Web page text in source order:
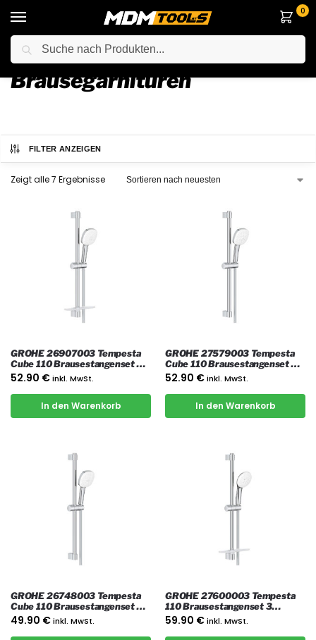
0
Startseite / Haus / Bad / Badarmaturen
Brausegarnituren
FILTER ANZEIGEN
Zeigt alle 7 Ergebnisse
GROHE 26907003 Tempesta
Cube 110 Brausestangenset 2
Strahlarten, Chrome
52.90 €inkl. MwSt.
In den Warenkorb
GROHE 27579003 Tempesta
Cube 110 Brausestangenset 3
Strahlarten, Chrome
52.90 €inkl. MwSt.
In den Warenkorb
GROHE 26748003 Tempesta
Cube 110 Brausestangenset 2
Strahlarten, Chrome
49.90 €inkl. MwSt.
GROHE 27600003 Tempesta
110 Brausestangenset 3
Strahlarten (Rain, Jet,
Massage), Chrome
59.90 €inkl. MwSt.